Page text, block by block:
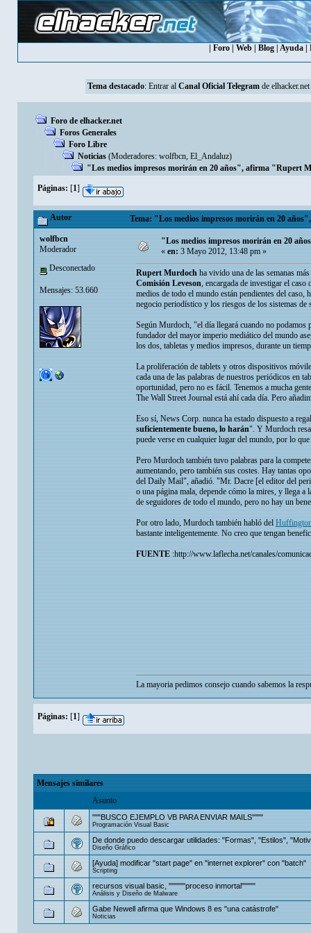
Foro Web Blog Ayuda
Tema destacado: Entrar al Canal Oficial Telegramde elhacker.net
Foro de elhacker.net
Foros Generales
Foro Libre
Noticias (Moderadores: wolfbcn, El_Andaluz)
"Los medios impresos morirán en 20 años", afirma "Rupert
Páginas: [1]
Autor Tema: "Los medios impresos morirán en 20
wolfbcn
Moderador
Desconectado
Mensajes: 53.660
"Los medios impresos morirán en 20
«en:3 Mayo 2012, 13:48 pm »
Rupert Murdochha vivido una de las semanas
Comisión Leveson, encargada de investigar el
medios de todo el mundo están pendientes del
negocio periodístico y los riesgos de los sistemas
Según Murdoch, "el día llegará cuando no podamos
fundador del mayor imperio mediático del mundo
los dos, tabletas y medios impresos, durante un
La proliferación de tablets y otros dispositivos
cada una de las palabras de nuestros periódicos en
oportunidad, pero no es fácil. Tenemos a mucha
The Wall Street Journal está ahí cada día. Pero
Eso sí, News Corp. nunca ha estado dispuesto a
suficientemente bueno, lo harán". Y Murdoch
puede verse en cualquier lugar del mundo, por lo
Pero Murdoch también tuvo palabras para la
aumentando, pero también sus costes. Hay tantas
del Daily Mail", añadió. "Mr. Dacre [el editor del
o una página mala, depende cómo la mires, y llega a
de seguidores de todo el mundo, pero no hay un
Por otro lado, Murdoch también habló del
bastante inteligentemente. No creo que tengan
FUENTE:http://www.laflecha.net/canales/
La mayoria pedimos consejo cuando sabemos la
Páginas: [1]
Mensajes similares
Asunto
"""BUSCO EJEMPLO VB PARA ENVIAR MAILS""""
Programación Visual Basic
De donde puedo descargar utilidades: "Formas", "Estilos",
Diseño Gráfico
[Ayuda] modificar "start page" en "internet explorer" con "batch"
Scripting
recursos visual basic, """"""proceso inmortal"""""
Análisis y Diseño de Malware
Gabe Newell afirma que Windows 8 es "una catástrofe"
Noticias